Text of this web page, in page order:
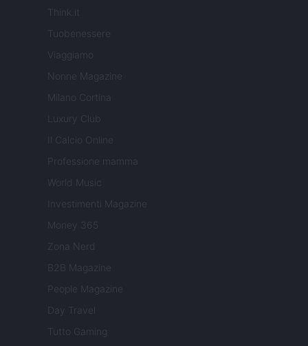
Think.it
Tuobenessere
Viaggiamo
Nonne Magazine
Milano Cortina
Luxury Club
Il Calcio Online
Professione mamma
World Music
Investimenti Magazine
Money 365
Zona Nerd
B2B Magazine
People Magazine
Day Travel
Tutto Gaming